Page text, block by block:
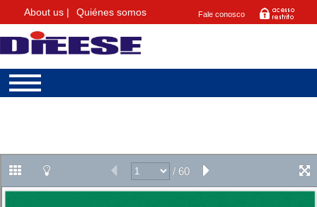
About us | Quiénes somos Fale conosco